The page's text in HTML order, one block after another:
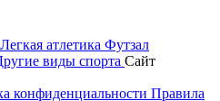
Легкая атлетика Футзал
виды спорта Сайт
конфиденциальности Правила